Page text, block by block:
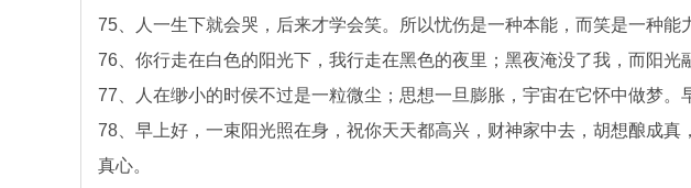
75、人一生下就会哭，后来才学会笑。所以忧伤是一种本能，而笑是一种能
76、你行走在白色的阳光下，我行走在黑色的夜里；黑夜淹没了我，而阳光
77、人在缈小的时侯不过是一粒微尘；思想一旦膨胀，宇宙在它怀中做梦。
78、早上好，一束阳光照在身，祝你天天都高兴，财神家中去，胡想酿成
真心。